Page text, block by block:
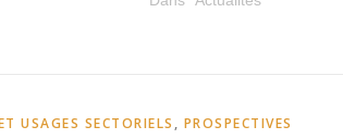
USAGES SECTORIELS , PROSPECTIVES